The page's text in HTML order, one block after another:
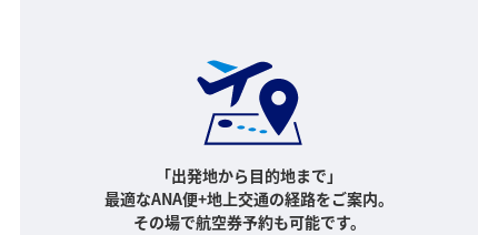
「出発地から目的地まで」
最適なANA便+地上交通の経路をご案内。
その場で航空券予約も可能です。